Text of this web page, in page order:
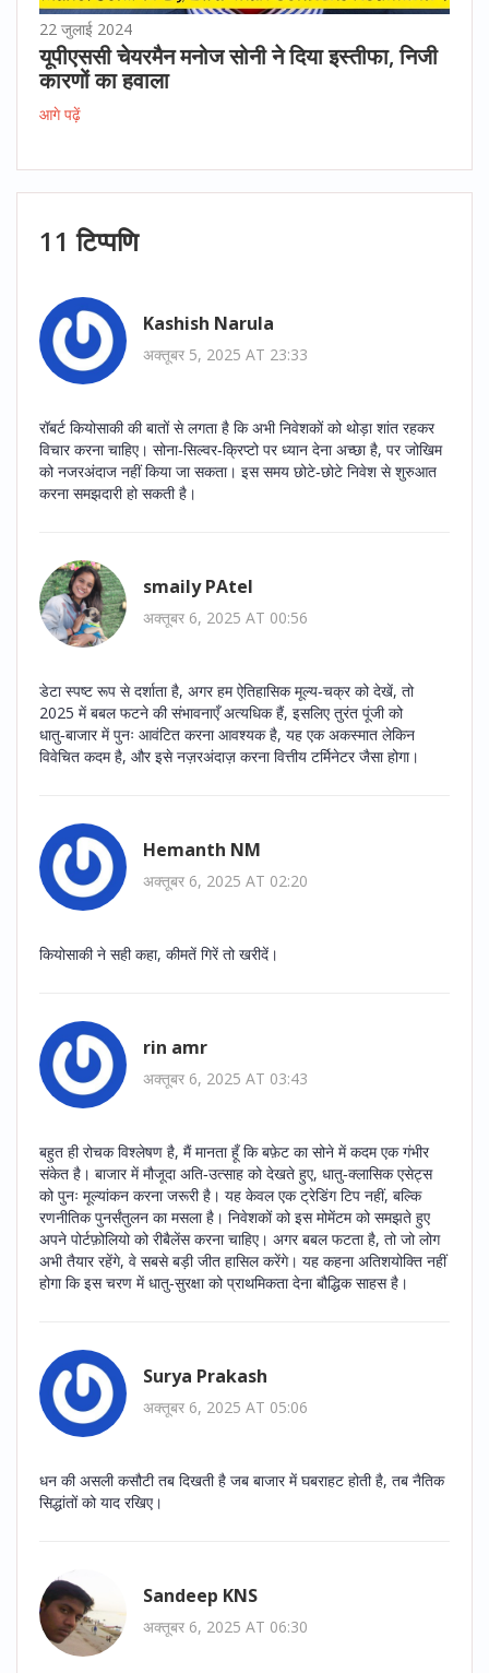
22 जुलाई 2024
यूपीएससी चेयरमैन मनोज सोनी ने दिया इस्तीफा, निजी
कारणों का हवाला
आगे पढ़ें
11 टिप्पणि
Kashish Narula
अक्तूबर 5, 2025 AT 23:33
रॉबर्ट कियोसाकी की बातों से लगता है कि अभी निवेशकों को थोड़ा शांत रहकर
विचार करना चाहिए। सोना‑सिल्वर‑क्रिप्टो पर ध्यान देना अच्छा है, पर जोखिम
को नजरअंदाज नहीं किया जा सकता। इस समय छोटे‑छोटे निवेश से शुरुआत
करना समझदारी हो सकती है।
smaily PAtel
अक्तूबर 6, 2025 AT 00:56
डेटा स्पष्ट रूप से दर्शाता है, अगर हम ऐतिहासिक मूल्य‑चक्र को देखें, तो
2025 में बबल फटने की संभावनाएँ अत्यधिक हैं, इसलिए तुरंत पूंजी को
धातु‑बाजार में पुनः आवंटित करना आवश्यक है, यह एक अकस्मात लेकिन
विवेचित कदम है, और इसे नज़रअंदाज़ करना वित्तीय टर्मिनेटर जैसा होगा।
Hemanth NM
अक्तूबर 6, 2025 AT 02:20
कियोसाकी ने सही कहा, कीमतें गिरें तो खरीदें।
rin amr
अक्तूबर 6, 2025 AT 03:43
बहुत ही रोचक विश्लेषण है, मैं मानता हूँ कि बफ़ेट का सोने में कदम एक गंभीर
संकेत है। बाजार में मौजूदा अति‑उत्साह को देखते हुए, धातु‑क्लासिक एसेट्स
को पुनः मूल्यांकन करना जरूरी है। यह केवल एक ट्रेडिंग टिप नहीं, बल्कि
रणनीतिक पुनर्संतुलन का मसला है। निवेशकों को इस मोमेंटम को समझते हुए
अपने पोर्टफ़ोलियो को रीबैलेंस करना चाहिए। अगर बबल फटता है, तो जो लोग
अभी तैयार रहेंगे, वे सबसे बड़ी जीत हासिल करेंगे। यह कहना अतिशयोक्ति नहीं
होगा कि इस चरण में धातु‑सुरक्षा को प्राथमिकता देना बौद्धिक साहस है।
Surya Prakash
अक्तूबर 6, 2025 AT 05:06
धन की असली कसौटी तब दिखती है जब बाजार में घबराहट होती है, तब नैतिक
सिद्धांतों को याद रखिए।
Sandeep KNS
अक्तूबर 6, 2025 AT 06:30